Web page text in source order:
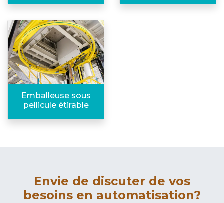
Emballeuse sous
pellicule étirable
Envie de discuter de vos
besoins en automatisation?